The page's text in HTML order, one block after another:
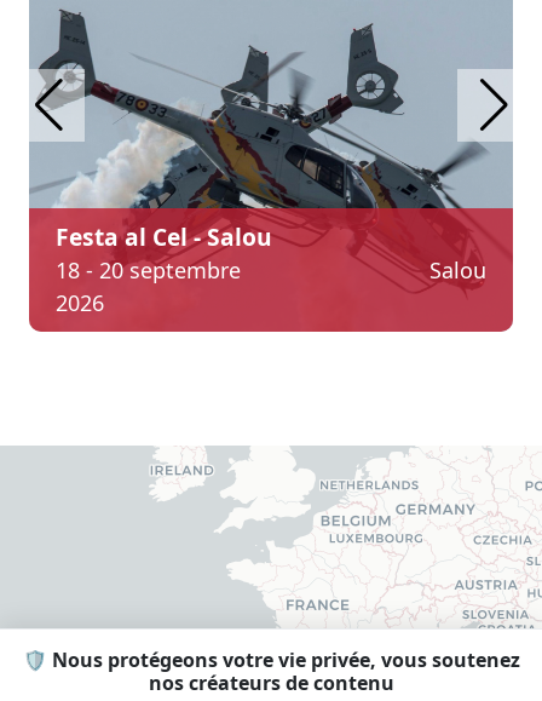
🛡️ Nous protégeons votre vie privée, vous soutenez
nos créateurs de contenu
Festa al Cel - Salou
18 - 20 septembre
2026
Salou